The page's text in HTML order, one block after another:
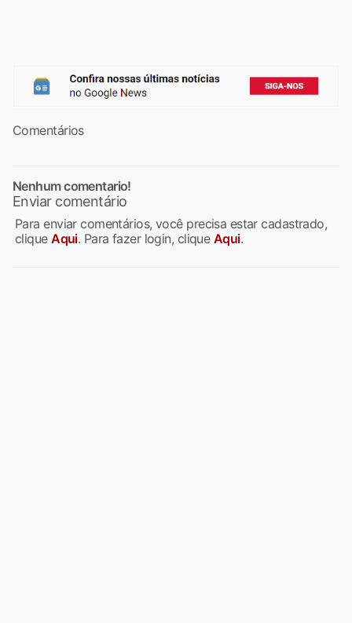
Comentários
Nenhum comentario!
Enviar comentário
Para enviar comentários, você precisa estar cadastrado,
cliqueAqui. Para fazer login, clique Aqui.